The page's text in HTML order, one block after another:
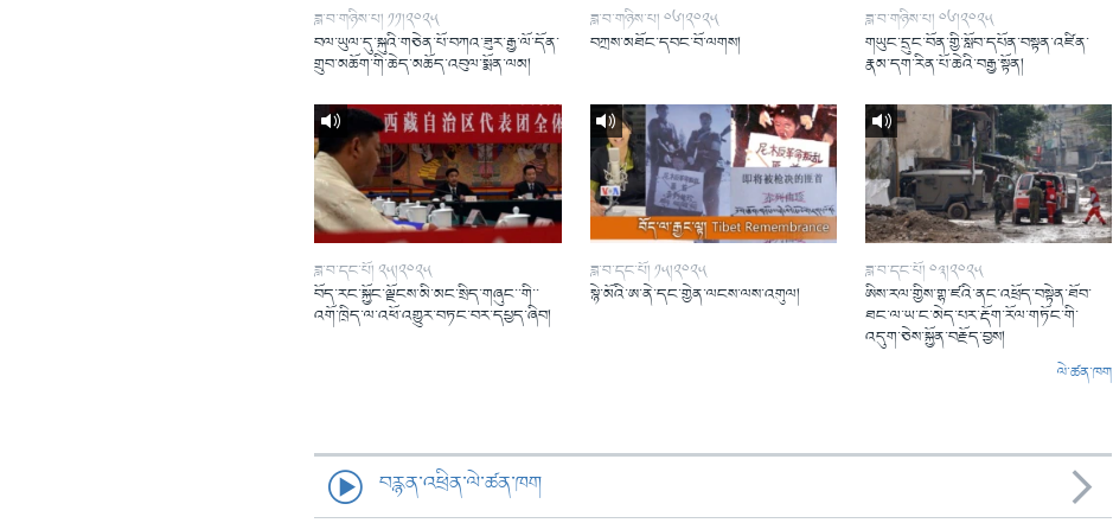
ཟླ་བ་གཉིས་པ། ༡༡།༢༠༢༥
བལ་ཡུལ་དུ་སྐུའི་གཅེན་པོ་བཀའ་ཟུར་རྒྱ་ལོ་དོན་
གྲུབ་མཆོག་གི་ཆེད་མཆོད་འབུལ་སྨོན་ལམ།
ཟླ་བ་གཉིས་པ། ༠༦།༢༠༢༥
བཀྲས་མཐོང་དབང་བོ་ལགས།
ཟླ་བ་གཉིས་པ། ༠༦།༢༠༢༥
གཡུང་དྲུང་བོན་གྱི་སློབ་དཔོན་བསྟན་འཛིན་
རྣམ་དག་རིན་པོ་ཆེའི་བརྒྱ་སྟོན།
ཟླ་བ་དང་པོ། ༢༥།༢༠༢༥
བོད་རང་སྐྱོང་ལྗོངས་མི་མང་སྲིད་གཞུང་་གི་་
འགོ་ཁྲིད་ལ་འཕོ་འགྱུར་བཏང་བར་དཔྱད་ཞིབ།
ཟླ་བ་དང་པོ། ༡༥།༢༠༢༥
སྙེ་མོའི་ཨ་ནེ་དང་གྱེན་ལངས་ལས་འགུལ།
ཟླ་བ་དང་པོ། ༠༣།༢༠༢༥
ཨིས་རལ་གྱིས་གྷ་ཛའི་ནང་འཕྲོད་བསྟེན་ཐོབ་
ཐང་ལ་ཡ་ང་མེད་པར་རྡོག་རོལ་གཏོང་གི་
འདུག་ཅེས་སྐྱོན་བརྗོད་བྱས།
ལེ་ཚན་ཁག
བརྙན་འཕྲིན་ལེ་ཚན་ཁག